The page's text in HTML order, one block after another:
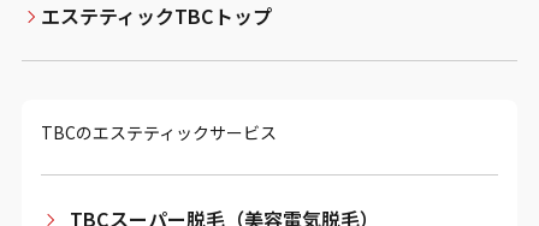
エステティックTBCトップ
TBCのエステティックサービス
TBCスーパー脱毛（美容電気脱毛）